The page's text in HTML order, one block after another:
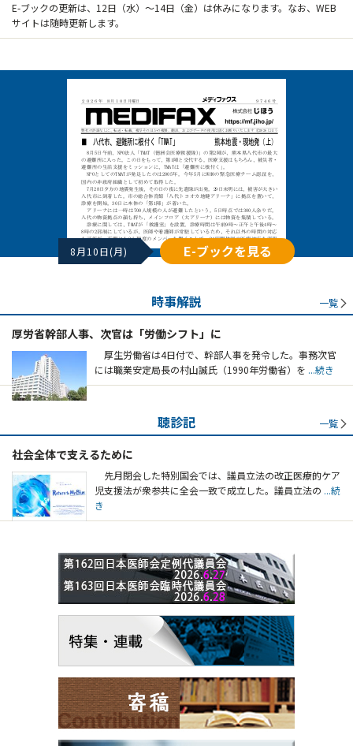
E-ブックの更新は、12日（水）～14日（金）は休みになります。なお、WEB
サイトは随時更新します。
8月10日(月) E-ブックを見る
時事解説 一覧
厚労省幹部人事、次官は「労働シフト」に
厚生労働省は4日付で、幹部人事を発令した。事務次官
には職業安定局長の村山誠氏（1990年労働省）を ...続き
聴診記 一覧
社会全体で支えるために
先月閉会した特別国会では、議員立法の改正医療的ケア
児支援法が衆参共に全会一致で成立した。議員立法の ...続
き